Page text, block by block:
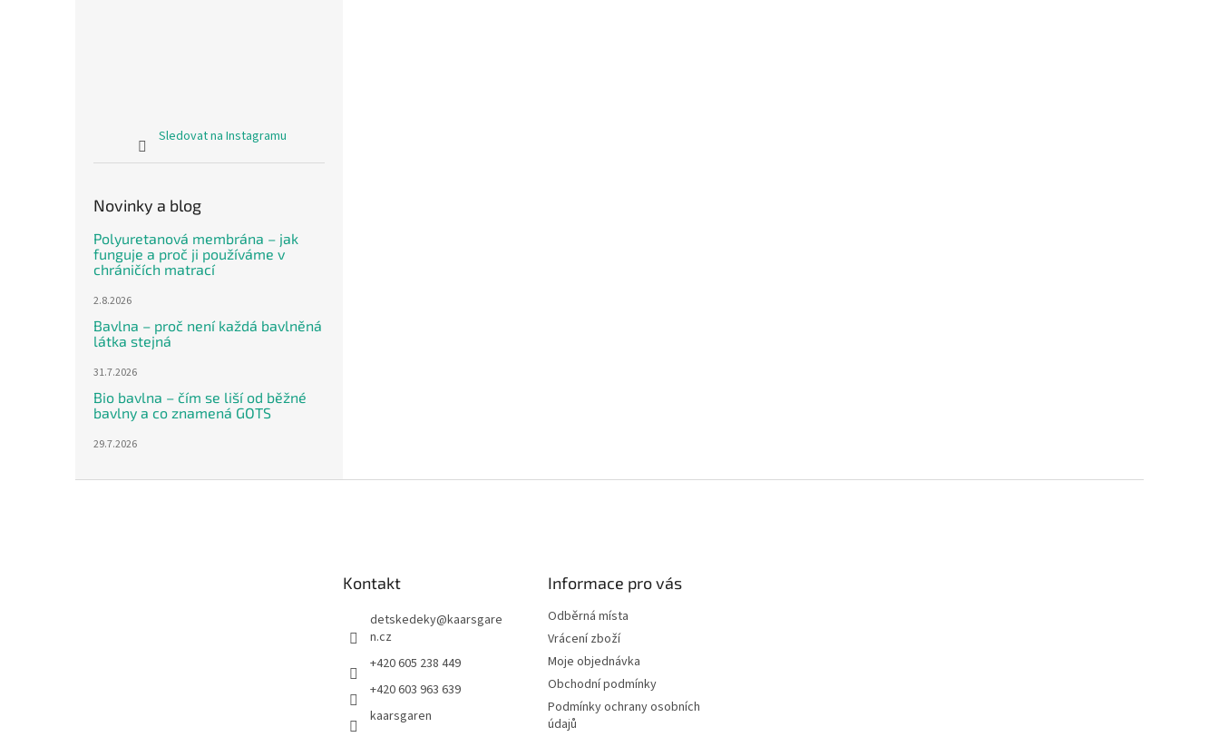
Sledovat na Instagramu
Novinky a blog
Polyuretanová membrána – jak
funguje a proč ji používáme v
chráničích matrací
2.8.2026
Bavlna – proč není každá bavlněná
látka stejná
31.7.2026
Bio bavlna – čím se liší od běžné
bavlny a co znamená GOTS
29.7.2026
Kontakt
detskedeky@kaarsgare
n.cz
+420 605 238 449
+420 603 963 639
kaarsgaren
Informace pro vás
Odběrná místa
Vrácení zboží
Moje objednávka
Obchodní podmínky
Podmínky ochrany osobních
údajů